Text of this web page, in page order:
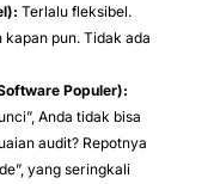
Terlalu fleksibel.
kapan pun. Tidak ada
Populer):
Anda tidak bisa
audit? Repotnya
yang seringkali